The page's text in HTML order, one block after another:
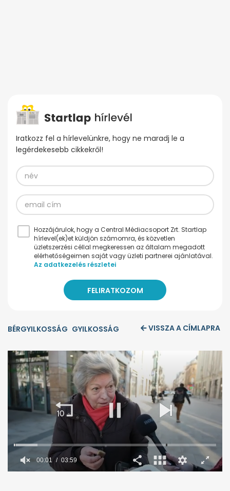
Iratkozz fel a hírlevelünkre, hogy ne maradj le a
legérdekesebb cikkekről!
Hozzájárulok, hogy a Central Médiacsoport Zrt. Startlap
hírlevel(ek)et küldjön számomra, és közvetlen
üzletszerzési céllal megkeressen az általam megadott
elérhetőségeimen saját vagy üzleti partnerei ajánlatával.
Az adatkezelés részletei
BÉRGYILKOSSÁG GYILKOSSÁG VISSZA A CÍMLAPRA
00:02 03:59